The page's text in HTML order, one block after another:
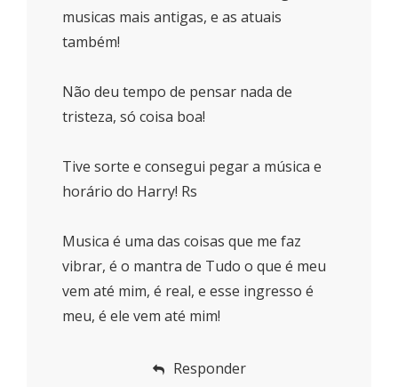
musicas mais antigas, e as atuais
também!
Não deu tempo de pensar nada de
tristeza, só coisa boa!
Tive sorte e consegui pegar a música e
horário do Harry! Rs
Musica é uma das coisas que me faz
vibrar, é o mantra de Tudo o que é meu
vem até mim, é real, e esse ingresso é
meu, é ele vem até mim!
Responder